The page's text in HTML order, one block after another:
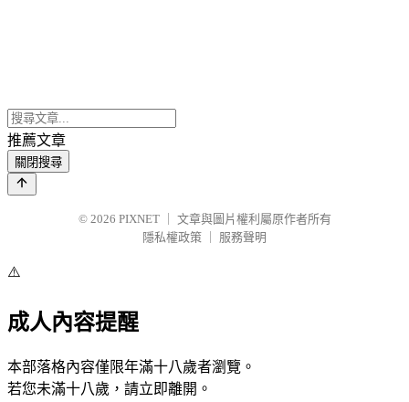
推薦文章
關閉搜尋
© 2026 PIXNET
文章與圖片權利屬原作者所有
隱私權政策
服務聲明
⚠️
成人內容提醒
本部落格內容僅限年滿十八歲者瀏覽。
若您未滿十八歲，請立即離開。